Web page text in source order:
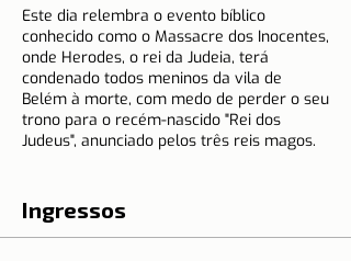
Este dia relembra o evento bíblico
conhecido como o Massacre dos Inocentes,
onde Herodes, o rei da Judeia, terá
condenado todos meninos da vila de
Belém à morte, com medo de perder o seu
trono para o recém-nascido "Rei dos
Judeus", anunciado pelos três reis magos.
conhecidos na Igreja como os "Santos
Inocentes" e como os primeiros mártires
Ingressos